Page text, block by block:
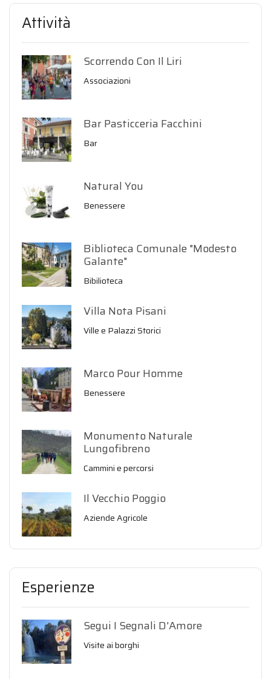
Attività
Scorrendo Con Il Liri
Associazioni
Bar Pasticceria Facchini
Bar
Natural You
Benessere
Biblioteca Comunale "Modesto
Galante"
Bibilioteca
Villa Nota Pisani
Ville e Palazzi Storici
Marco Pour Homme
Benessere
Monumento Naturale
Lungofibreno
Cammini e percorsi
Il Vecchio Poggio
Aziende Agricole
Esperienze
Segui I Segnali D'Amore
Visite ai borghi